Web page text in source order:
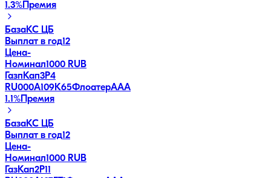
1.3%Премия
БазаКС ЦБ
Выплат в год12
Цена-
Номинал1000 RUB
ГазпКап3P4
RU000A109K65ФлоатерAAA
1.1%Премия
БазаКС ЦБ
Выплат в год12
Цена-
Номинал1000 RUB
ГазКап2P11